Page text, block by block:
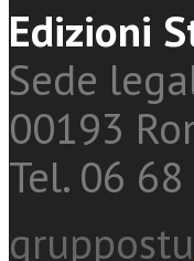
Edizioni
Sede
00193
Tel. 06